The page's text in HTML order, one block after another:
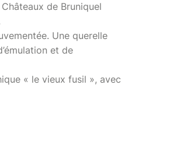
de Bruniquel
Une querelle
et de
« le vieux fusil », avec